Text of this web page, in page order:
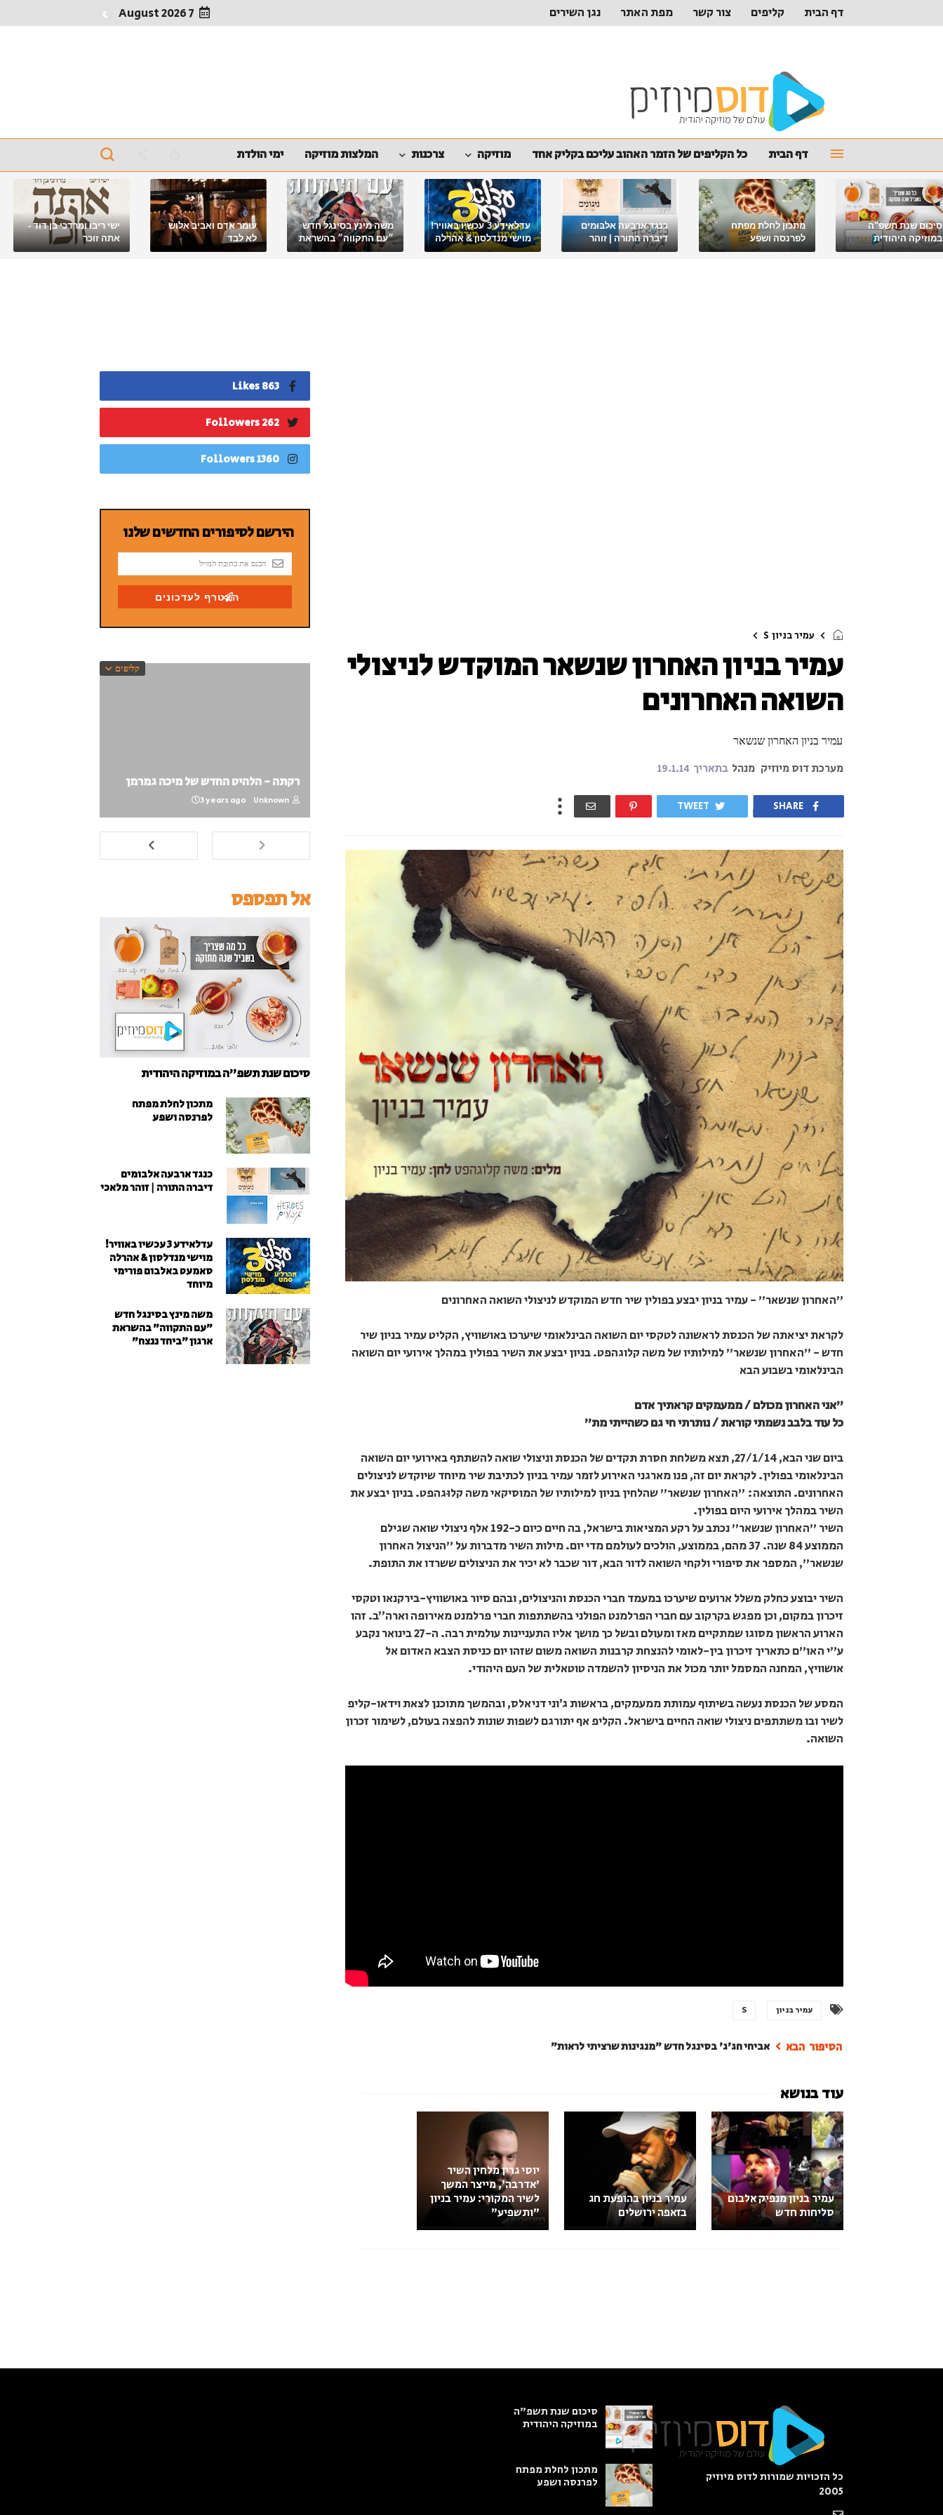
דף הבית קליפים צור קשר מפת האתר נגן השירים 7 August 2026
דף הבית כל הקליפים של הזמר האהוב עליכם בקליק אחד מוזיקה צרכנות המלצות מוזיקה ימי הולדת
סיכום שנת תשפ"ה
במוזיקה היהודית
מתכון לחלת מפתח
לפרנסה ושפע
כנגד ארבעה אלבומים
דיברה התורה | זוהר
מלאכי
עדלאידע 3 עכשיו באוויר!
מוישי מנדלסון & אהרלה
סאמעט באלבום פורימי
משה מינץ בסינגל חדש
״עם התקווה״ בהשראת
ארגון "ביחד ננצח"
עומר אדם ואביב אלוש
לא לבד
ישי ריבו ומרדכי בן דוד -
אתה זוכר
עמיר בניון S
עמיר בניון האחרון שנשאר המוקדש לניצולי
השואה האחרונים
עמיר בניון האחרון שנשאר
מערכת דוס מיוזיק מנהל בתאריך 19.1.14
SHARE
TWEET
"האחרון שנשאר" - עמיר בניון יבצע בפולין שיר חדש המוקדש לניצולי השואה האחרונים
לקראת יציאתה של הכנסת לראשונה לטקסי יום השואה הבינלאומי שיערכו באושוויץ, הקליט עמיר בניון שיר
חדש - "האחרון שנשאר" למילותיו של משה קלוגהפט. בניון יבצע את השיר בפולין במהלך אירועי יום השואה
הבינלאומי בשבוע הבא
"אני האחרון מכולם / ממעמקים קראתיך אדם
כל עוד בלבב נשמתי קוראת / נותרתי חי גם כשהייתי מת"
ביום שני הבא, 27/1/14, תצא משלחת חסרת תקדים של הכנסת וניצולי שואה להשתתף באירועי יום השואה
הבינלאומי בפולין. לקראת יום זה, פנו מארגני האירוע לזמר עמיר בניון לכתיבת שיר מיוחד שיוקדש לניצולים
האחרונים. התוצאה: "האחרון שנשאר" שהלחין בניון למילותיו של המוסיקאי משה קלוּגהפט. בניון יבצע את
השיר במהלך אירועי היום בפולין.
השיר "האחרון שנשאר" נכתב על רקע המציאות בישראל, בה חיים כיום כ-192 אלף ניצולי שואה שגילם
הממוצע 84 שנה. 37 מהם, בממוצע, הולכים לעולמם מדי יום. מילות השיר מדברות על "הניצול האחרון
שנשאר", המספר את סיפורי ולקחי השואה לדור הבא, דור שכבר לא יכיר את הניצולים ששרדו את התופת.
השיר יבוצע כחלק משלל ארועים שיערכו במעמד חברי הכנסת והניצולים, ובהם סיור באושוויץ-בירקנאו וטקסי
זיכרון במקום, וכן מפגש בקרקוב עם חברי הפרלמנט הפולני בהשתתפות חברי פרלמנט מאירופה וארה״ב. זהו
הארוע הראשון מסוגו שמתקיים מאז ומעולם ובשל כך מושך אליו התעניינות עולמית רבה. ה-27 בינואר נקבע
ע"י האו"ם כתאריך זיכרון בין-לאומי להנצחת קרבנות השואה משום שזהו יום כניסת הצבא האדום אל
אושוויץ, המחנה המסמל יותר מכול את הניסיון להשמדה טוטאלית של העם היהודי.
המסע של הכנסת נעשה בשיתוף עמותת ממעמקים, בראשות ג׳וני דניאלס, ובהמשך מתוכנן לצאת וידאו-קליפ
לשיר ובו משתתפים ניצולי שואה החיים בישראל. הקליפ אף יתורגם לשפות שונות להפצה בעולם, לשימור זכרון
השואה.
עמיר בניון S
אביחי חג'ג' בסינגל חדש "מנגינות שרציתי לראות"
עמיר בניון מנפיק אלבום
סליחות חדש
עמיר בניון בהופעת חג
בזאפה ירושלים
יוסי גרין מלחין השיר
'אדרבה', מייצר המשך
לשיר המקורי: עמיר בניון
"ותשפיע"
863 Likes
262 Followers
1360 Followers
קליפים
רקתה - הלהיט החדש של מיכה גמרמן
Unknown
3 years ago
אל תפספס
סיכום שנת תשפ"ה במוזיקה היהודית
מתכון לחלת מפתח
לפרנסה ושפע
כנגד ארבעה אלבומים
דיברה התורה | זוהר מלאכי
עדלאידע 3 עכשיו באוויר!
מוישי מנדלסון & אהרלה
סאמעט באלבום פורימי
מיוחד
משה מינץ בסינגל חדש
״עם התקווה״ בהשראת
ארגון "ביחד ננצח"
כל הזכויות שמורות לדוס מיוזיק
2005
סיכום שנת תשפ"ה
במוזיקה היהודית
מתכון לחלת מפתח
לפרנסה ושפע